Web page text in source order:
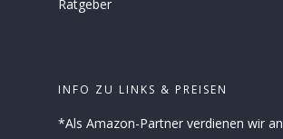
Ratgeber
INFO ZU LINKS & PREISEN
*Als Amazon-Partner verdienen wir an